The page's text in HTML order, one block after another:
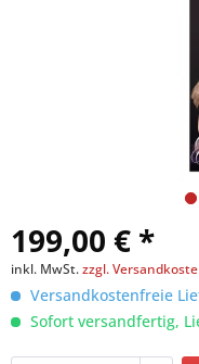
199,00 € *
inkl. MwSt.zzgl.
Versandkostenfreie
Sofort versandfertig,